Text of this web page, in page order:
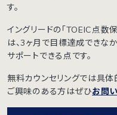
す。
イングリードの「TOEIC点数
は、3ヶ月で目標達成できな
サポートできる点です。
無料カウンセリングでは具
ご興味のある方はぜひお問